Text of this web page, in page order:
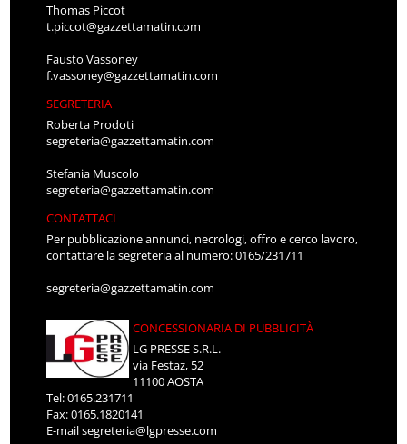
Thomas Piccot
t.piccot@gazzettamatin.com
Fausto Vassoney
f.vassoney@gazzettamatin.com
SEGRETERIA
Roberta Prodoti
segreteria@gazzettamatin.com
Stefania Muscolo
segreteria@gazzettamatin.com
CONTATTACI
Per pubblicazione annunci, necrologi, offro e cerco lavoro,
contattare la segreteria al numero: 0165/231711
segreteria@gazzettamatin.com
CONCESSIONARIA DI PUBBLICITÀ
LG PRESSE S.R.L.
via Festaz, 52
11100 AOSTA
Tel: 0165.231711
Fax: 0165.1820141
E-mailsegreteria@lgpresse.com